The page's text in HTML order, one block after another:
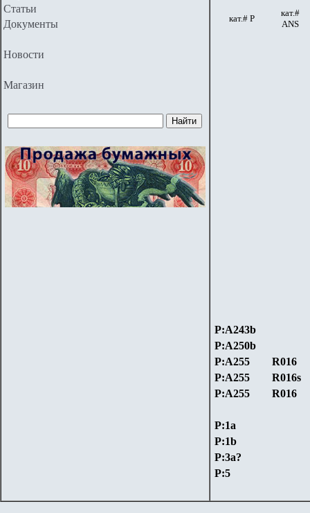
Статьи
Документы
Новости
Магазин
кат.# Р
кат.#
ANS
P:A243b
P:A250b
P:A255
R016
P:A255
R016s
P:A255
R016
P:1a
P:1b
P:3a?
P:5